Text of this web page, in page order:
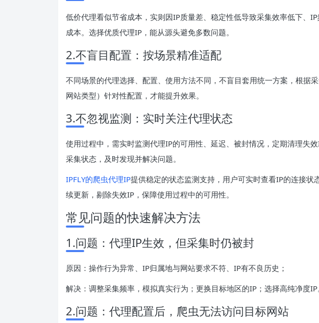
低价代理看似节省成本，实则因IP质量差、稳定性低导致采集效率低下、
成本。选择优质代理IP，能从源头避免多数问题。
2.不盲目配置：按场景精准适配
不同场景的代理选择、配置、使用方法不同，不盲目套用统一方案，根据
网站类型）针对性配置，才能提升效果。
3.不忽视监测：实时关注代理状态
使用过程中，需实时监测代理IP的可用性、延迟、被封情况，定期清理失
采集状态，及时发现并解决问题。
IPFLY的爬虫代理IP提供稳定的状态监测支持，用户可实时查看IP的连接状
续更新，剔除失效IP，保障使用过程中的可用性。
常见问题的快速解决方法
1.问题：代理IP生效，但采集时仍被封
原因：操作行为异常、IP归属地与网站要求不符、IP有不良历史；
解决：调整采集频率，模拟真实行为；更换目标地区的IP；选择高纯净度IP
2.问题：代理配置后，爬虫无法访问目标网站